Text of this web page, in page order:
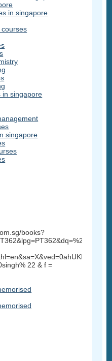
in singapore
in singapore
singapore
books?
22 & f =